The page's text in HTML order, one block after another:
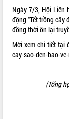
Đắk Lắk ký kết thỏa
chuyển đổi số giai
với Tập đoàn Bưu
Việt Nam
Thứ trưởng Bộ Y tế
Du lịch Đắk Lắk nâng
Ngày 7/3, Hội Liên
động “Tết trồng cây
đồng thời ôn lại
Mời xem chi tiết tại
cay-sao-den-bao-
(Tổng